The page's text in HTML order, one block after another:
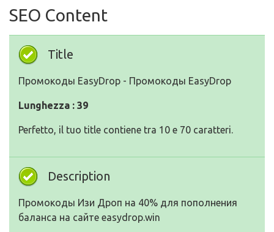
SEO Content
Title
Промокоды EasyDrop - Промокоды EasyDrop
Lunghezza : 39
Perfetto, il tuo title contiene tra 10 e 70 caratteri.
Description
Промокоды Изи Дроп на 40% для пополнения
баланса на сайте easydrop.win